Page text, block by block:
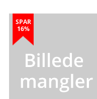
SPAR
16%